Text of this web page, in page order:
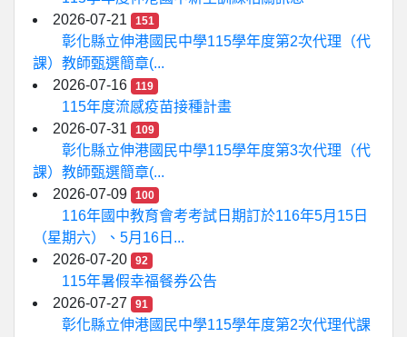
2026-07-21
151
彰化縣立伸港國民中學115學年度第2次代理（代
課）教師甄選簡章(...
2026-07-16
119
115年度流感疫苗接種計畫
2026-07-31
109
彰化縣立伸港國民中學115學年度第3次代理（代
課）教師甄選簡章(...
2026-07-09
100
116年國中教育會考考試日期訂於116年5月15日
（星期六）、5月16日...
2026-07-20
92
115年暑假幸福餐券公告
2026-07-27
91
彰化縣立伸港國民中學115學年度第2次代理代課